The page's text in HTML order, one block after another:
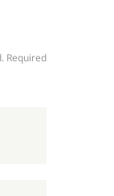
Required